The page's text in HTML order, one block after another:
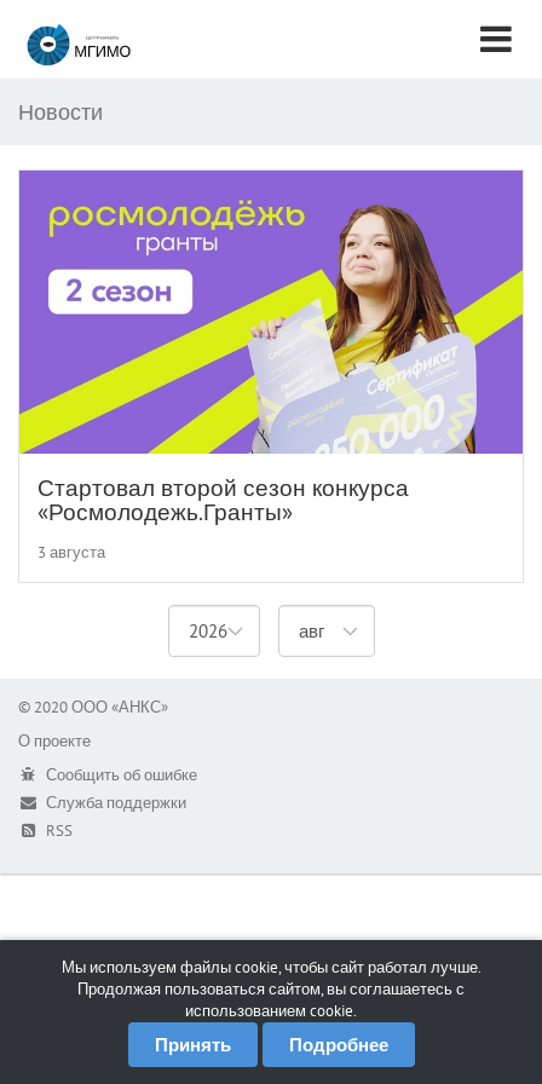
Новости
Стартовал второй сезон конкурса
«Росмолодежь.Гранты»
3 августа
© 2020 ООО «АНКС»
О проекте
Сообщить об ошибке
Служба поддержки
RSS
Мы используем файлы cookie, чтобы сайт работал лучше.
Продолжая пользоваться сайтом, вы соглашаетесь с
использованием cookie.
Принять Подробнее